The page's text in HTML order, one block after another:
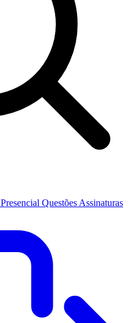
Presencial Questões Assinaturas